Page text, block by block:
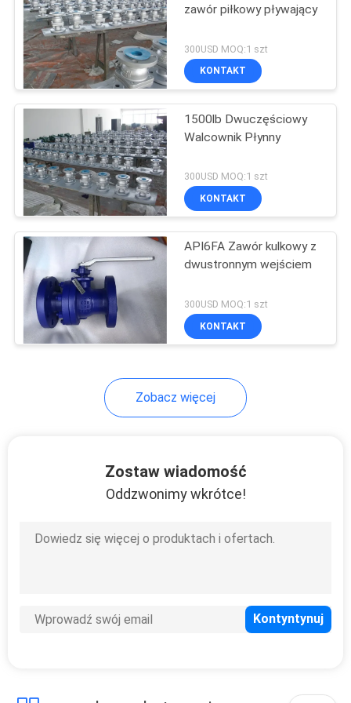
zawór piłkowy pływający
300USD MOQ:1 szt
KONTAKT
1500lb Dwuczęściowy
Walcownik Płynny
300USD MOQ:1 szt
KONTAKT
API6FA Zawór kulkowy z
dwustronnym wejściem
300USD MOQ:1 szt
KONTAKT
Zobacz więcej
Zostaw wiadomość
Oddzwonimy wkrótce!